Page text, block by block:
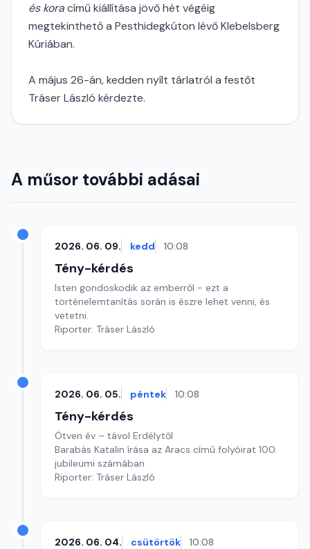
és koracímű kiállítása jövő hét végéig
megtekinthető a Pesthidegkúton lévő Klebelsberg
Kúriában.
A május 26-án, kedden nyílt tárlatról a festőt
Tráser László kérdezte.
A műsor további adásai
2026. 06. 09. kedd 10:08
Tény-kérdés
Isten gondoskodik az emberről - ezt a
történelemtanítás során is észre lehet venni, és
vetetni.
Riporter: Tráser László
2026. 06. 05. péntek 10:08
Tény-kérdés
Ötven év – távol Erdélytől
Barabás Katalin írása az Aracs című folyóirat 100.
jubileumi számában
Riporter: Tráser László
2026. 06. 04. csütörtök 10:08